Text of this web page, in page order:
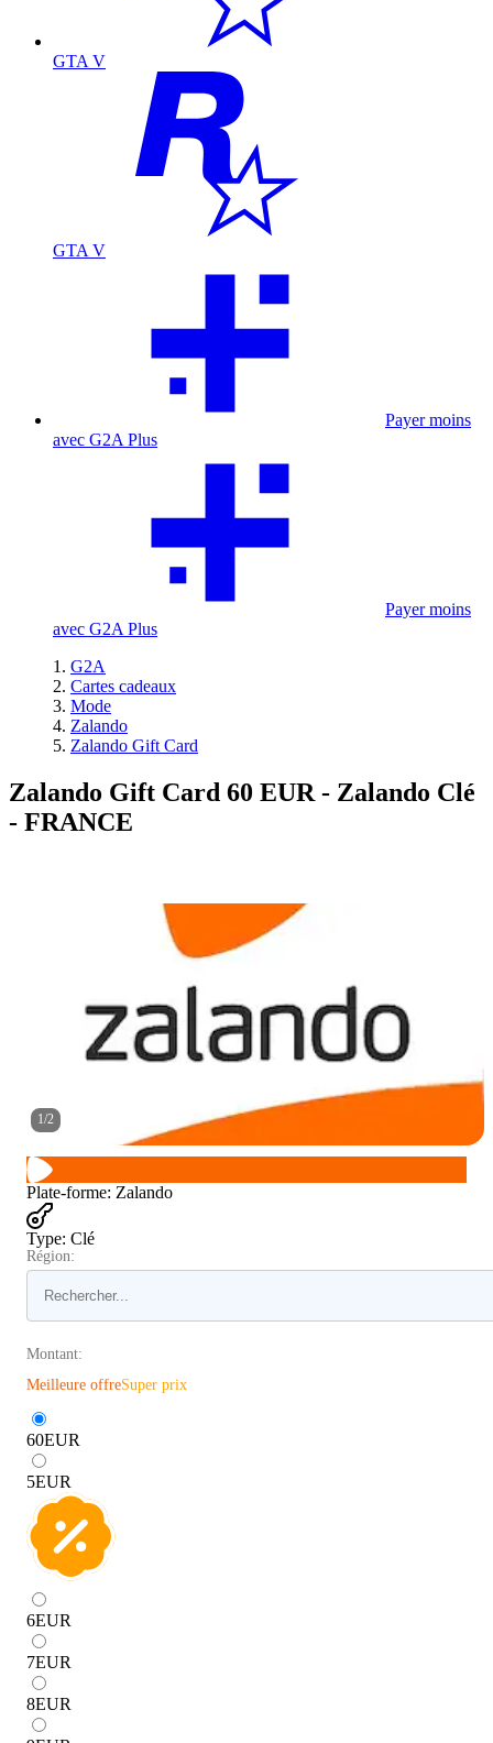
GTA V
GTA V
Payer moins
avec G2A Plus
Payer moins
avec G2A Plus
G2A
Cartes cadeaux
Mode
Zalando
Zalando Gift Card
Zalando Gift Card 60 EUR - Zalando Clé
- FRANCE
1/2
Plate-forme: Zalando
Type: Clé
Région:
Montant:
Meilleure offreSuper prix
60EUR
5EUR
6EUR
7EUR
8EUR